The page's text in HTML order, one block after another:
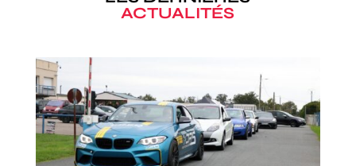
ACTUALITÉS